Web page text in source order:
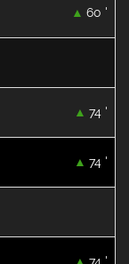
60 '
74 '
74 '